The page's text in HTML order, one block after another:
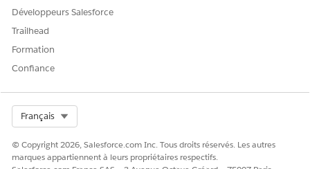
Développeurs Salesforce
Trailhead
Formation
Confiance
Français
© Copyright 2026, Salesforce.com Inc. Tous droits réservés. Les autres
marques appartiennent à leurs propriétaires respectifs.